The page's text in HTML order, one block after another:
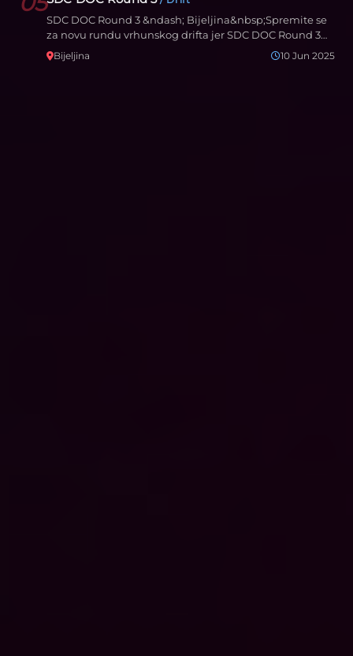
SDC DOC Round 3 &ndash; Bijeljina&nbsp;Spremite se
za novu rundu vrhunskog drifta jer SDC DOC Round 3
dolazi u…
Bijeljina 10 Jun 2025